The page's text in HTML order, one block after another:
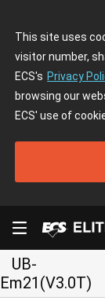
This site uses
visitor number,
ECS's Privacy
browsing our
ECS' use of
UB-
Em21(V3.0T)